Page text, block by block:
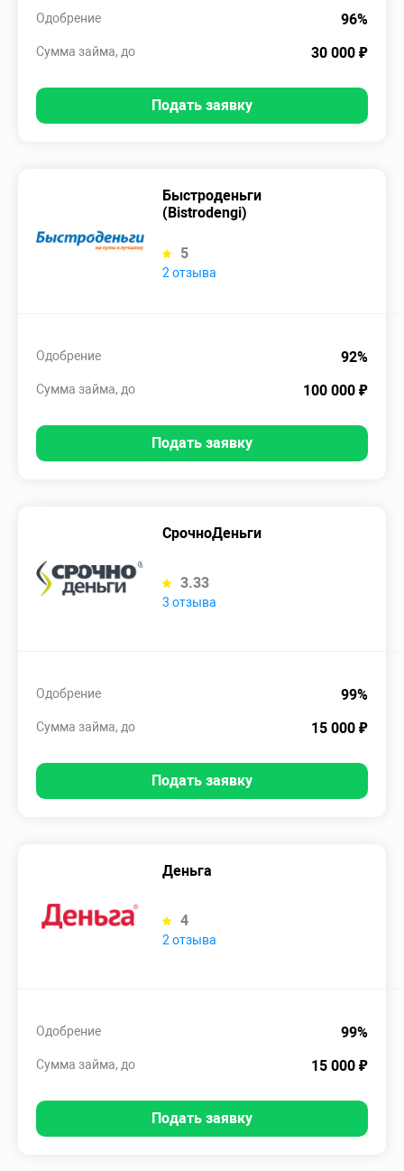
96%
Одобрение
30 000 ₽
Сумма займа, до
Подать заявку
Быстроденьги
(Bistrodengi)
5
2 отзыва
92%
Одобрение
100 000 ₽
Сумма займа, до
Подать заявку
СрочноДеньги
3.33
3 отзыва
99%
Одобрение
15 000 ₽
Сумма займа, до
Подать заявку
Деньга
4
2 отзыва
99%
Одобрение
15 000 ₽
Сумма займа, до
Подать заявку